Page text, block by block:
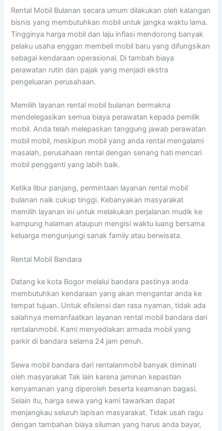
Rental Mobil Bulanan secara umum dilakukan oleh kalangan
bisnis yang membutuhkan mobil untuk jangka waktu lama.
Tingginya harga mobil dan laju inflasi mendorong banyak
pelaku usaha enggan membeli mobil baru yang difungsikan
sebagai kendaraan operasional. Di tambah biaya
perawatan rutin dan pajak yang menjadi ekstra
pengeluaran perusahaan.
Memilih layanan rental mobil bulanan bermakna
mendelegasikan semua biaya perawatan kepada pemilik
mobil. Anda telah melepaskan tanggung jawab perawatan
mobil mobil, meskipun mobil yang anda rental mengalami
masalah, perusahaan rental dengan senang hati mencari
mobil pengganti yang labih baik.
Ketika libur panjang, permintaan layanan rental mobil
bulanan naik cukup tinggi. Kebanyakan masyarakat
memilih layanan ini untuk melakukan perjalanan mudik ke
kampung halaman ataupun mengisi waktu luang bersama
keluarga mengunjungi sanak family atau berwisata.
Rental Mobil Bandara
Datang ke kota Bogor melalui bandara pastinya anda
membutuhkan kendaraan yang akan mengantar anda ke
tempat tujuan. Untuk efisiensi dan rasa nyaman, tidak ada
salahnya memanfaatkan layanan rental mobil bandara dari
rentalanmobil. Kami menyediakan armada mobil yang
parkir di bandara selama 24 jam penuh.
Sewa mobil bandara dari rentalanmobil banyak diminati
oleh masyarakat Tak lain karena jaminan kepastian
kenyamanan yang diperoleh beserta keamanan bagasi.
Selain itu, harga sewa yang kami tawarkan dapat
menjangkau seluruh lapisan masyarakat. Tidak usah ragu
dengan tambahan biaya siluman yang harus anda bayar,